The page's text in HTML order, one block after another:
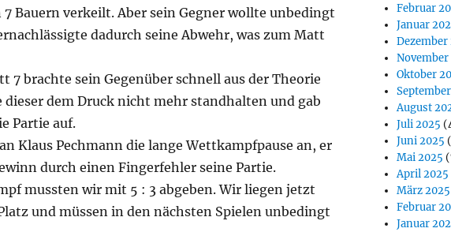
Bauern verkeilt. Aber sein Gegner wollte unbedingt
dadurch seine Abwehr, was zum Matt
7 brachte sein Gegenüber schnell aus der Theorie
dem Druck nicht mehr standhalten und gab
Partie auf.
Klaus Pechmann die lange Wettkampfpause an, er
durch einen Fingerfehler seine Partie.
mussten wir mit 5 : 3 abgeben. Wir liegen jetzt
und müssen in den nächsten Spielen unbedingt
Februar
Januar
Dezember
November
Oktober
August
Juli 2025
Juni 2025
Mai 2025
April 2025
März 2025
Februar
Januar